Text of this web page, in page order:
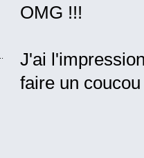
OMG !!!
J'ai
faire un